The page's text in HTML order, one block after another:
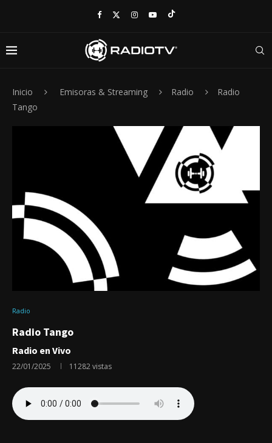
Inicio Emisoras & Streaming Radio
Radio
Tango
Radio
Radio Tango
Radio en Vivo
22/01/2025 11282vistas